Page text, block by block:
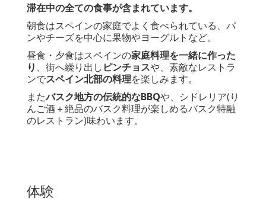
滞在中の全ての食事が含まれています。
朝食はスペインの家庭でよく食べられている、パ
ンやチーズを中心に果物やヨーグルトなど。
昼食・夕食はスペインの家庭料理を一緒に作った
り 、街へ繰り出し ピンチョスや、素敵なレストラ
ンでスペイン北部の料理を楽しみます。
またバスク地方の伝統的なBBQや、シドレリア(り
んご酒＋絶品のバスク料理が楽しめるバスク特融
のレストラン)味わいます。
体験